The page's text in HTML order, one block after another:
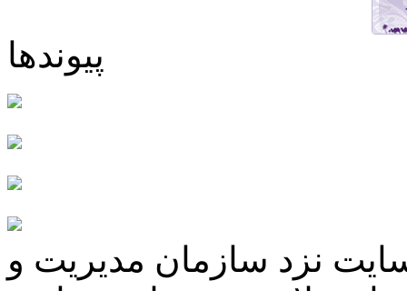
پیوندها
نزد سازمان مدیریت و